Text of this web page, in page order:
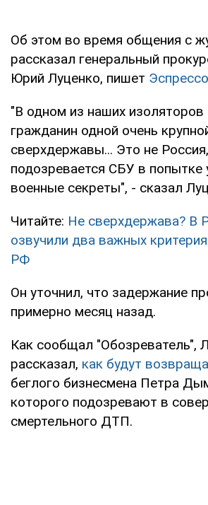
Об этом во время общения с
рассказал генеральный
Юрий Луценко, пишет
"В одном из наших изоляторов
гражданин одной очень
сверхдержавы... Это не
подозревается СБУ в попытке
военные секреты", - сказал
Читайте: Не сверхдержава? В
озвучили два важных
РФ
Он уточнил, что задержание
примерно месяц назад.
Как сообщал "Обозреватель",
рассказал, как будут
беглого бизнесмена Петра
которого подозревают в
смертельного ДТП.